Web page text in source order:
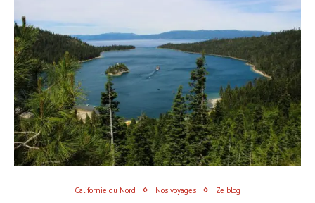
Californie du Nord Nos voyages Ze blog